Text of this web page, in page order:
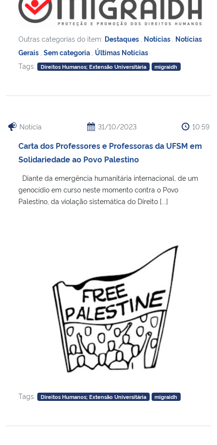
Outras categorias do item: Destaques Notícias Notícias
Gerais Sem categoria Últimas Notícias
Tags:
Direitos Humanos; Extensão Universitária migraidh
Notícia 31/10/2023 10:59
Carta dos Professores e Professoras da UFSM em
Solidariedade ao Povo Palestino
Diante da emergência humanitária internacional, de um
genocídio em curso neste momento contra o Povo
Palestino, da violação sistemática do Direito [...]
Tags: Direitos Humanos; Extensão Universitária migraidh